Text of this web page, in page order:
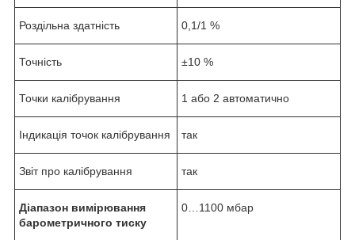
Роздільна здатність 0,1/1 %
Точність ±10 %
Точки калібрування 1 або 2 автоматично
Індикація точок калібрування так
Звіт про калібрування так
Діапазон вимірювання
барометричного тиску
0…1100 мбар